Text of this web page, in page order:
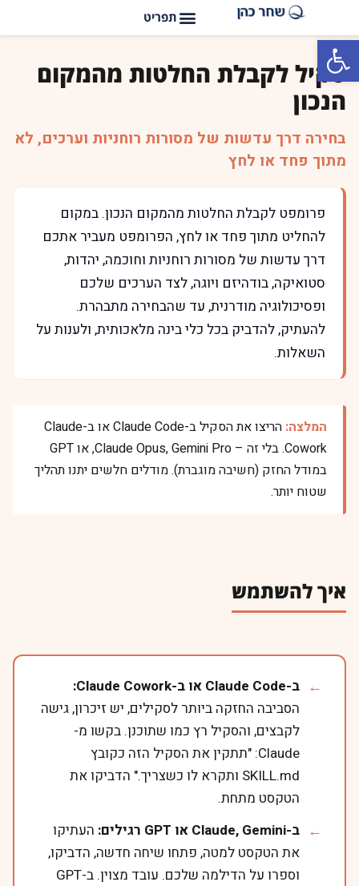
פתח סרגל נגישות
סקיל לקבלת החלטות מהמקום
הנכון
בחירה דרך עדשות של מסורות רוחניות וערכים, לא
מתוך פחד או לחץ
פרומפט לקבלת החלטות מהמקום הנכון. במקום
להחליט מתוך פחד או לחץ, הפרומפט מעביר אתכם
דרך עדשות של מסורות רוחניות וחוכמה, יהדות,
סטואיקה, בודהיזם ויוגה, לצד הערכים שלכם
ופסיכולוגיה מודרנית, עד שהבחירה מתבהרת.
להעתיק, להדביק בכל כלי בינה מלאכותית, ולענות על
השאלות.
המלצה:
הריצו את הסקיל ב-Claude Code או ב-Claude
Cowork. בלי זה – Claude Opus, Gemini Pro, או GPT
במודל החזק (חשיבה מוגברת). מודלים חלשים יתנו תהליך
שטוח יותר.
איך להשתמש
ב-Claude Code או ב-Claude Cowork:
הסביבה החזקה ביותר לסקילים, יש זיכרון, גישה
לקבצים, והסקיל רץ כמו שתוכנן. בקשו מ-
Claude: "תתקין את הסקיל הזה כקובץ
SKILL.md ותקרא לו כשצריך." הדביקו את
הטקסט מתחת.
ב-Claude, Gemini או GPT רגילים:
העתיקו
את הטקסט למטה, פתחו שיחה חדשה, הדביקו,
וספרו על הדילמה שלכם. עובד מצוין. ב-GPT